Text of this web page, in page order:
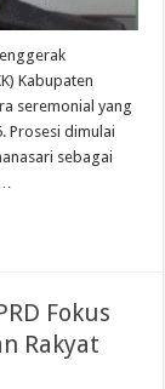
Kabupaten
seremonial yang
Prosesi dimulai
sebagai
Fokus
Rakyat